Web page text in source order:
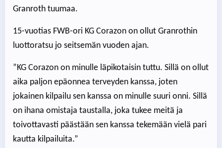
Granroth tuumaa.
15-vuotias FWB-ori KG Corazon on ollut Granrothin
luottoratsu jo seitsemän vuoden ajan.
”KG Corazon on minulle läpikotaisin tuttu. Sillä on ollut
aika paljon epäonnea terveyden kanssa, joten
jokainen kilpailu sen kanssa on minulle suuri onni. Sillä
on ihana omistaja taustalla, joka tukee meitä ja
toivottavasti päästään sen kanssa tekemään vielä pari
kautta kilpailuita.”